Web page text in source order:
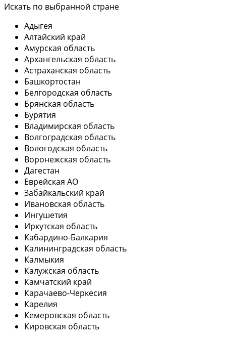
Искать по выбранной стране
Адыгея
Алтайский край
Амурская область
Архангельская область
Астраханская область
Башкортостан
Белгородская область
Брянская область
Бурятия
Владимирская область
Волгоградская область
Вологодская область
Воронежская область
Дагестан
Еврейская АО
Забайкальский край
Ивановская область
Ингушетия
Иркутская область
Кабардино-Балкария
Калининградская область
Калмыкия
Калужская область
Камчатский край
Карачаево-Черкесия
Карелия
Кемеровская область
Кировская область